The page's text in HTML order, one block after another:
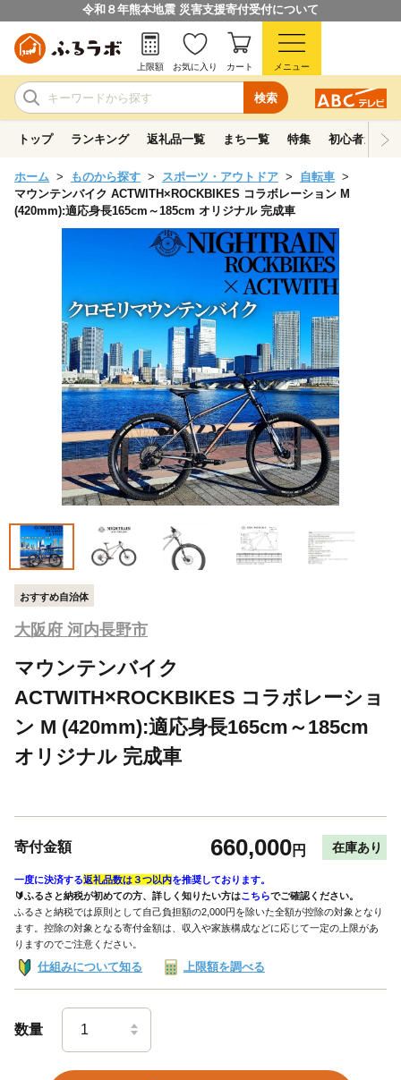
令和８年熊本地震 災害支援寄付受付について
検索
上限額 お気に入り カート メニュー
トップ ランキング 返礼品一覧 まち一覧 特集 初心者ガイド
ホーム ものから探す スポーツ・アウトドア
自転車
マウンテンバイク ACTWITH×ROCKBIKES コラボレーション M
(420mm):適応身長165cm～185cm オリジナル 完成車
おすすめ自治体
大阪府 河内長野市
マウンテンバイク
ACTWITH×ROCKBIKES コラボレーショ
ン M (420mm):適応身長165cm～185cm
オリジナル 完成車
寄付金額 660,000円 在庫あり
一度に決済する返礼品数は３つ以内を推奨しております。
🔰ふるさと納税が初めての方、詳しく知りたい方はこちらでご確認ください。
ふるさと納税では原則として自己負担額の2,000円を除いた全額が控除の対象となり
ます。控除の対象となる寄付金額は、収入や家族構成などに応じて一定の上限があ
りますのでご注意ください。
仕組みについて知る 上限額を調べる
数量